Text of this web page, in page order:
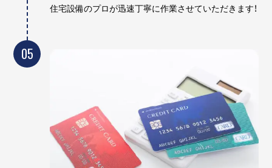
住宅設備のプロが迅速丁寧に作業させていただきます！
05